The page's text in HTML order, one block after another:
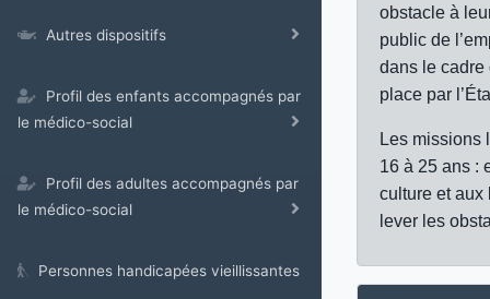
Autres dispositifs
Profil des enfants accompagnés par
le médico-social
Profil des adultes accompagnés par
le médico-social
Personnes handicapées vieillissantes
obstacle à
public de
dans le cadre
place par
Les missions
16 à 25 ans :
culture et aux
lever les